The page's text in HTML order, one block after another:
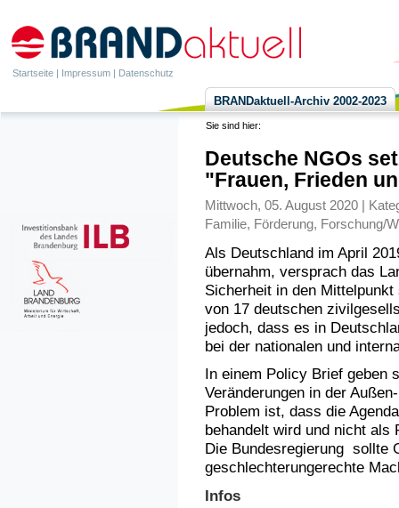
Startseite | Impressum | Datenschutz
BRANDaktuell-Archiv 2002-2023
Sie sind hier:
Deutsche NGOs
"Frauen, Frieden
Mittwoch, 05. August 2020 |
Familie, Förderung, Forschung/
Als Deutschland im April
übernahm, versprach das
Sicherheit in den
von 17 deutschen
jedoch, dass es in
bei der nationalen und
In einem Policy Brief geben
Veränderungen in der
Problem ist, dass die
behandelt wird und nicht
Die Bundesregierung sollte
geschlechterungerechte
Infos